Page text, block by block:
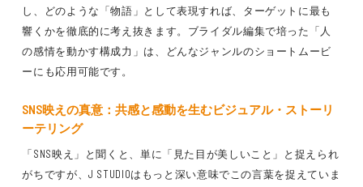
し、どのような「物語」として表現すれば、ターゲットに最も
響くかを徹底的に考え抜きます。ブライダル編集で培った「人
の感情を動かす構成力」は、どんなジャンルのショートムービ
ーにも応用可能です。
SNS映えの真意：共感と感動を生むビジュアル・ストーリ
ーテリング
「SNS映え」と聞くと、単に「見た目が美しいこと」と捉えられ
がちですが、J STUDIOはもっと深い意味でこの言葉を捉えていま